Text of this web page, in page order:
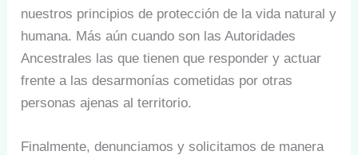
nuestros principios de protección de la vida natural y
humana. Más aún cuando son las Autoridades
Ancestrales las que tienen que responder y actuar
frente a las desarmonías cometidas por otras
personas ajenas al territorio.
Finalmente, denunciamos y solicitamos de manera